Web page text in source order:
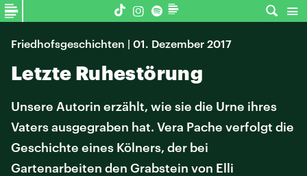
Friedhofsgeschichten | 01. Dezember 2017
Letzte Ruhestörung
Unsere Autorin erzählt, wie sie die Urne ihres
Vaters ausgegraben hat. Vera Pache verfolgt die
Geschichte eines Kölners, der bei
Gartenarbeiten den Grabstein von Elli